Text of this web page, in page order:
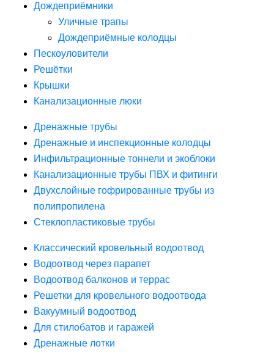
Дождеприёмники
Уличные трапы
Дождеприёмные колодцы
Пескоуловители
Решётки
Крышки
Канализационные люки
Дренажные трубы
Дренажные и инспекционные колодцы
Инфильтрационные тоннели и экоблоки
Канализационные трубы ПВХ и фитинги
Двухслойные гофрированные трубы из
полипропилена
Стеклопластиковые трубы
Классический кровельный водоотвод
Водоотвод через парапет
Водоотвод балконов и террас
Решетки для кровельного водоотвода
Вакуумный водоотвод
Для стилобатов и гаражей
Дренажные лотки